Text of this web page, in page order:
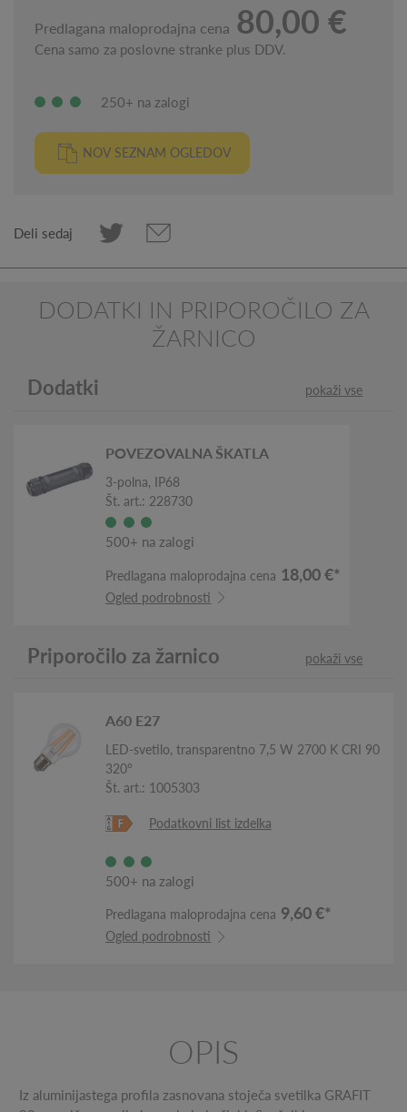
Predlagana maloprodajna cena 80,00 €
Cena samo za poslovne stranke plus DDV.
250+ na zalogi
NOV SEZNAM OGLEDOV
Deli sedaj
DODATKI IN PRIPOROČILO ZA
ŽARNICO
Dodatki pokaži vse
POVEZOVALNA ŠKATLA
3-polna, IP68
Št. art.: 228730
500+ na zalogi
Predlagana maloprodajna cena 18,00 €*
Ogled podrobnosti
Priporočilo za žarnico pokaži vse
A60 E27
LED-svetilo, transparentno 7,5 W 2700 K CRI 90
320°
Št. art.: 1005303
Podatkovni list izdelka
500+ na zalogi
Predlagana maloprodajna cena 9,60 €*
Ogled podrobnosti
OPIS
Iz aluminijastega profila zasnovana stoječa svetilka GRAFIT